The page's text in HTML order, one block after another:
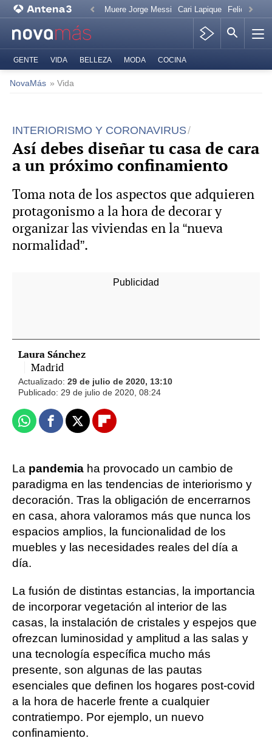
Muere Jorge Messi Cari Lapique Felicitación
GENTE VIDA BELLEZA MODA COCINA
NovaMás » Vida
INTERIORISMO Y CORONAVIRUS
Así debes diseñar tu casa de cara
a un próximo confinamiento
Toma nota de los aspectos que adquieren
protagonismo a la hora de decorar y
organizar las viviendas en la “nueva
normalidad”.
Laura Sánchez
Madrid
Actualizado: 29 de julio de 2020, 13:10
Publicado: 29 de julio de 2020, 08:24
WhatsappFacebook
X Flipboard
La pandemia ha provocado un cambio de
paradigma en las tendencias de interiorismo y
decoración. Tras la obligación de encerrarnos
en casa, ahora valoramos más que nunca los
espacios amplios, la funcionalidad de los
muebles y las necesidades reales del día a
día.
La fusión de distintas estancias, la importancia
de incorporar vegetación al interior de las
casas, la instalación de cristales y espejos que
ofrezcan luminosidad y amplitud a las salas y
una tecnología específica mucho más
presente, son algunas de las pautas
esenciales que definen los hogares post-covid
a la hora de hacerle frente a cualquier
contratiempo. Por ejemplo, un nuevo
confinamiento.